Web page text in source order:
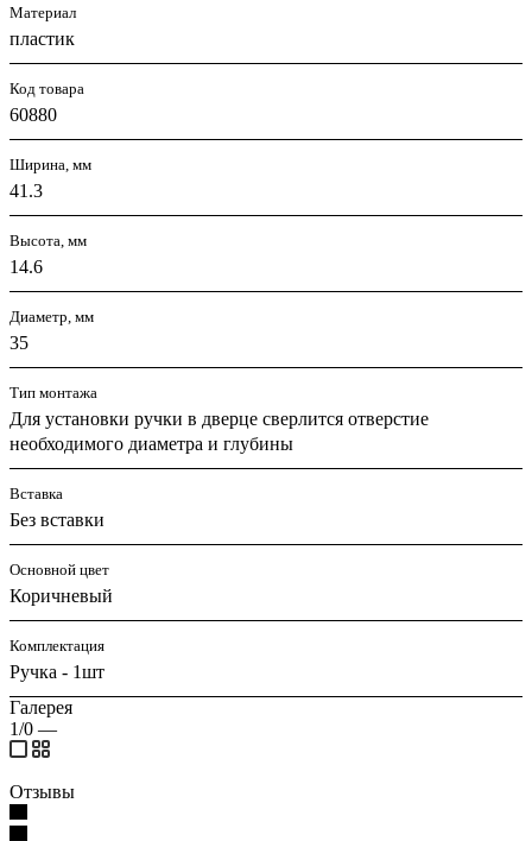
Материал
пластик
Код товара
60880
Ширина, мм
41.3
Высота, мм
14.6
Диаметр, мм
35
Тип монтажа
Для установки ручки в дверце сверлится отверстие
необходимого диаметра и глубины
Вставка
Без вставки
Основной цвет
Коричневый
Комплектация
Ручка - 1шт
Галерея
1/0 —
Отзывы